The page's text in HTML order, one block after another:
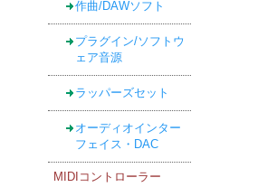
作曲/DAWソフト
プラグイン/ソフトウ
ェア音源
ラッパーズセット
オーディオインター
フェイス・DAC
MIDIコントローラー